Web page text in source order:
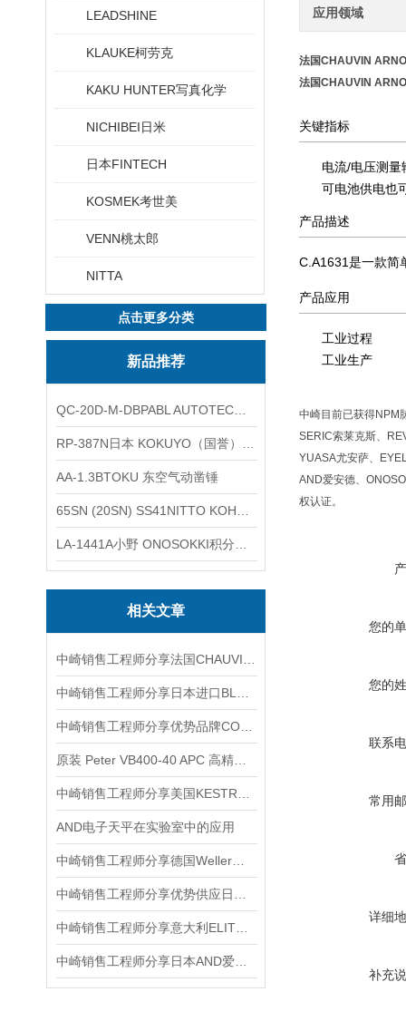
LEADSHINE
KLAUKE柯劳克
KAKU HUNTER写真化学
NICHIBEI日米
日本FINTECH
KOSMEK考世美
VENN桃太郎
NITTA
点击更多分类
新品推荐
AA-1.3BTOKU 东空气动凿锤
相关文章
AND电子天平在实验室中的应用
应用领域
法国CHAUVIN
法国CHAUVIN
关键指标
电流/电压测量
可电池供电也
产品描述
C.A1631是一款简
产品应用
工业过程
工业生产
中崎目前已获得NPM
SERIC索莱克斯、
YUASA尤安萨、
AND爱安德、
权认证。
您的
您的
联系
常用
详细
补充